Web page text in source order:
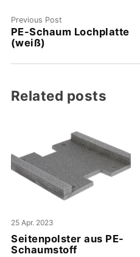
Previous Post
PE-Schaum Lochplatte
(weiß)
Related posts
25 Apr. 2023
Seitenpolster aus PE-
Schaumstoff